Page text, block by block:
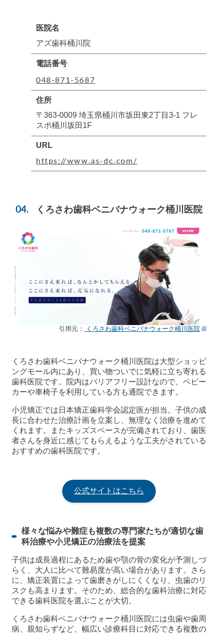
医院名
アズ歯科桶川院
電話番号
048-871-5687
住所
〒363-0009 埼玉県桶川市坂田東2丁目3-1 フレ
スポ桶川坂田1F
URL
https://www.as-dc.com/
くろさわ歯科ベニバナウォーク桶川医院
引用元： くろさわ歯科ベニバナウォーク桶川医院
くろさわ歯科ベニバナウォーク桶川医院は大型ショッピ
ングモール内にあり、買い物ついでに気軽に立ち寄れる
歯科医院です。院内はバリアフリー設計なので、ベビー
カーや車椅子を利用している方も通院できます。
小児矯正では日本矯正歯科学会認定医が担当。子供の成
長に合わせた治療計画を立案し、無理なく治療を進めて
くれます。またキッズスペースが完備されており、歯医
者さんを身近に感じてもらえるような工夫がされている
おすすめの歯科医院です。
公式サイトはこちら
様々な悩みや難症も複数の専門家たちが適切な歯
科治療や小児矯正の治療法を提案
子供は成長過程にあるため歯や顎の骨の変化が予測しづ
らく、大人に比べて難易度が高い場合があります。さら
に、矯正装置によって歯磨きがしにくくなり、虫歯のリ
スクも高まります。そのため、総合的な歯科治療に対応
できる歯科医院を選ぶことが大切。
くろさわ歯科ベニバナウォーク桶川医院には虫歯や歯周
病、親知らずなど、幅広い診療科目に対応できる複数の